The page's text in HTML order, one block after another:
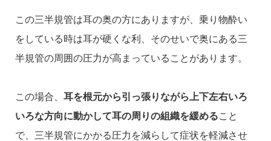
この三半規管は耳の奥の方にありますが、乗り物酔い
をしている時は耳が硬くな利、そのせいで奥にある三
半規管の周囲の圧力が高まっていることがあります。
この場合、 耳を根元から引っ張りながら上下左右いろ
いろな方向に動かして耳の周りの組織を緩めること
で、三半規管にかかる圧力を減らして症状を軽減させ